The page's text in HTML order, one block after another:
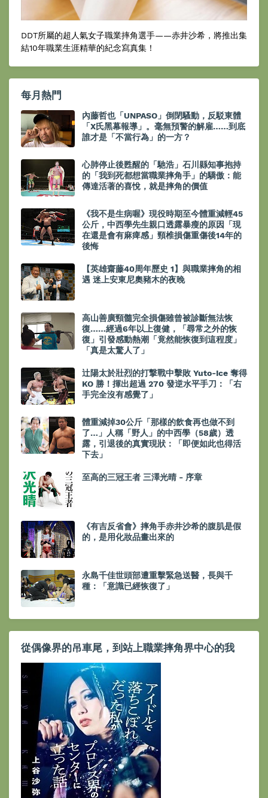
DDT所屬的超人氣女子職業摔角選手——赤井沙希，將推出集
結10年職業生涯精華的紀念寫真集！
每月熱門
內藤哲也「UNPASO」倒閉騷動，反駁東體
「X氏黑幕報導」。毫無預警的解雇……到底
誰才是「不當行為」的一方？
心肺停止後甦醒的「馳浩」石川縣知事抱持
的「我到死都想當職業摔角手」的驕傲：能
傳達活著的喜悅，就是摔角的價值
《我不是生病喔》現役時期至今體重減輕45
公斤，中西學先生親口透露暴瘦的原因「現
在還是會有麻痺感」頸椎損傷重傷後14年的
後悔
【英雄齋藤40周年歷史 1】與職業摔角的相
遇 迷上安東尼奧豬木的夜晚
高山善廣頸髓完全損傷雖曾被診斷無法恢
復……經過6年以上復健，「尋常之外的恢
復」引發感動熱潮「竟然能恢復到這程度」
「真是太驚人了」
辻陽太於壯烈的打撃戰中擊敗 Yuto-Ice 奪得
KO 勝！揮出超過 270 發逆水平手刀：「右
手完全沒有感覺了」
體重減掉30公斤「那樣的飲食再也做不到
了…」人稱「野人」的中西學（58歲）透
露，引退後的真實現狀：「即便如此也得活
下去」
至高的三冠王者 三澤光晴 - 序章
《有吉反省會》摔角手赤井沙希的腹肌是假
的，是用化妝品畫出來的
永島千佳世頭部遭重擊緊急送醫，長與千
種：「意識已經恢復了」
從偶像界的吊車尾，到站上職業摔角界中心的我